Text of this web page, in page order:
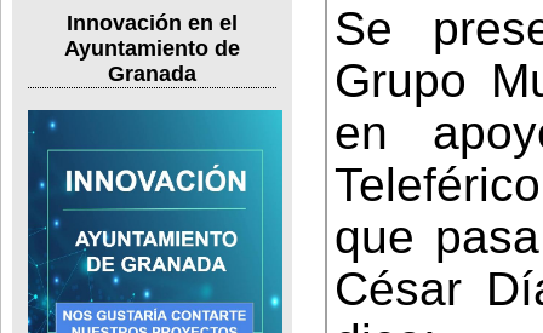
Innovación en el
Ayuntamiento de
Granada
Se
Grupo
en
que
César